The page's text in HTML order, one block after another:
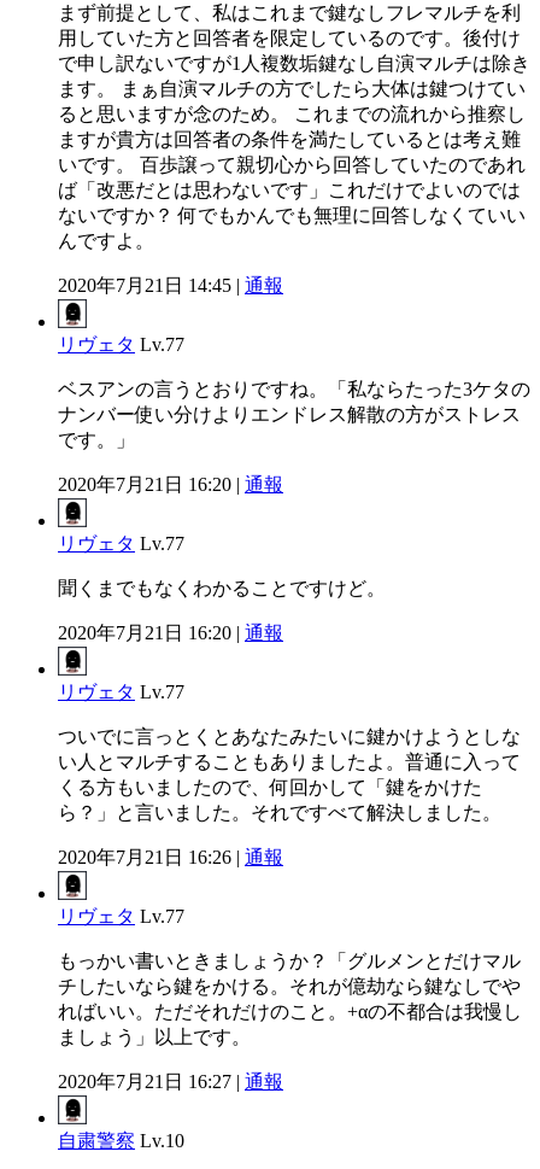
まず前提として、私はこれまで鍵なしフレマルチを利
用していた方と回答者を限定しているのです。後付け
で申し訳ないですが1人複数垢鍵なし自演マルチは除き
ます。 まぁ自演マルチの方でしたら大体は鍵つけてい
ると思いますが念のため。 これまでの流れから推察し
ますが貴方は回答者の条件を満たしているとは考え難
いです。 百歩譲って親切心から回答していたのであれ
ば「改悪だとは思わないです」これだけでよいのでは
ないですか？ 何でもかんでも無理に回答しなくていい
んですよ。
2020年7月21日 14:45 | 通報
リヴェタ Lv.77
ベスアンの言うとおりですね。「私ならたった3ケタの
ナンバー使い分けよりエンドレス解散の方がストレス
です。」
2020年7月21日 16:20 | 通報
リヴェタ Lv.77
聞くまでもなくわかることですけど。
2020年7月21日 16:20 | 通報
リヴェタ Lv.77
ついでに言っとくとあなたみたいに鍵かけようとしな
い人とマルチすることもありましたよ。普通に入って
くる方もいましたので、何回かして「鍵をかけた
ら？」と言いました。それですべて解決しました。
2020年7月21日 16:26 | 通報
リヴェタ Lv.77
もっかい書いときましょうか？「グルメンとだけマル
チしたいなら鍵をかける。それが億劫なら鍵なしでや
ればいい。ただそれだけのこと。+αの不都合は我慢し
ましょう」以上です。
2020年7月21日 16:27 | 通報
自粛警察 Lv.10